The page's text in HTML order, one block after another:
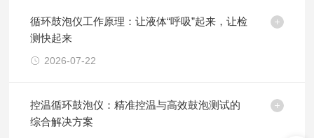
循环鼓泡仪工作原理：让液体“呼吸”起来，让检
测快起来
2026-07-22
控温循环鼓泡仪：精准控温与高效鼓泡测试的
综合解决方案